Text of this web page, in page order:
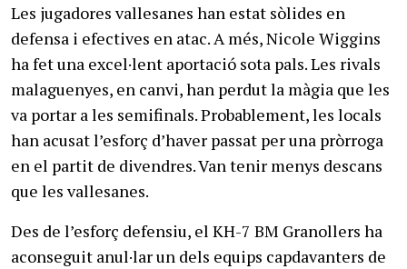
Les jugadores vallesanes han estat sòlides en
defensa i efectives en atac. A més, Nicole Wiggins
ha fet una excel·lent aportació sota pals. Les rivals
malaguenyes, en canvi, han perdut la màgia que les
va portar a les semifinals. Probablement, les locals
han acusat l’esforç d’haver passat per una pròrroga
en el partit de divendres. Van tenir menys descans
que les vallesanes.
Des de l’esforç defensiu, el KH-7 BM Granollers ha
aconseguit anul·lar un dels equips capdavanters de